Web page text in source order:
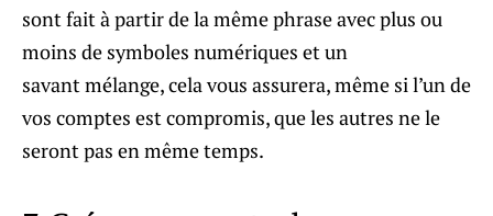
sont fait à partir de la même phrase avec plus ou
moins de symboles numériques et un
savant mélange, cela vous assurera, même si l’un de
vos comptes est compromis, que les autres ne le
seront pas en même temps.